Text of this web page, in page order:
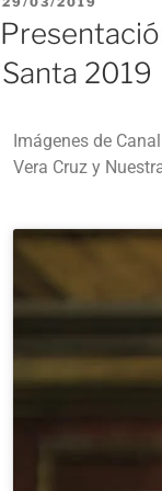
b
o
o
k
A
p
p
Santa 2019
Imágenes de
Vera Cruz y